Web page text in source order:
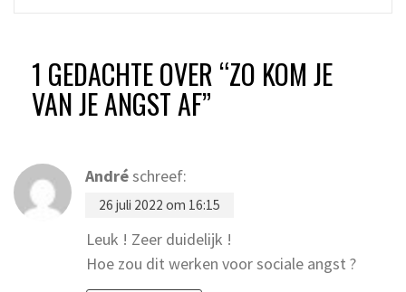
1 GEDACHTE OVER “ZO KOM JE
VAN JE ANGST AF”
Andréschreef:
26 juli 2022 om 16:15
Leuk ! Zeer duidelijk !
Hoe zou dit werken voor sociale angst ?